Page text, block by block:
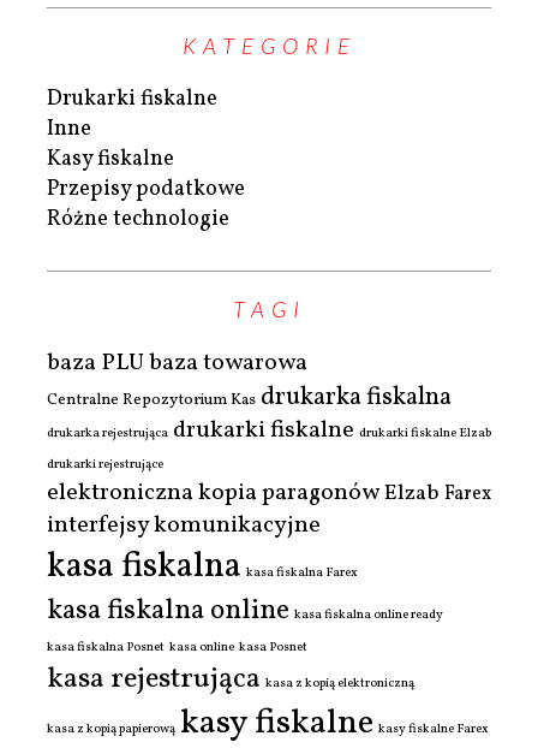
KATEGORIE
Drukarki fiskalne
Inne
Kasy fiskalne
Przepisy podatkowe
Różne technologie
TAGI
baza PLUbaza towarowa
Centralne Repozytorium Kas drukarka fiskalna
drukarka rejestrująca drukarki fiskalne drukarki fiskalne Elzab
drukarki rejestrujące
elektroniczna kopia paragonówElzab Farex
interfejsy komunikacyjne
kasa fiskalna kasa fiskalna Farex
kasa fiskalna online kasa fiskalna online ready
kasa fiskalna Posnet kasa online kasa Posnet
kasa rejestrująca kasa z kopią elektroniczną
kasa z kopią papierową kasy fiskalne kasy fiskalne Farex